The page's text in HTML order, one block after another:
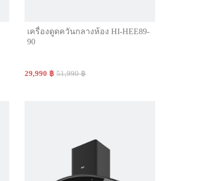
เครื่องดูดควันกลางห้อง HI-HEE89-
90
29,990 ฿ 51,990 ฿